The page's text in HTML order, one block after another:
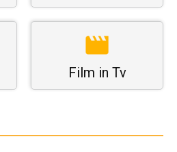
Film in Tv